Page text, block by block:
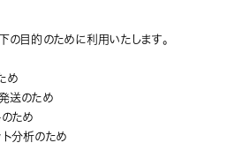
の目的のために利用いたします。
め
送のため
ため
分析のため